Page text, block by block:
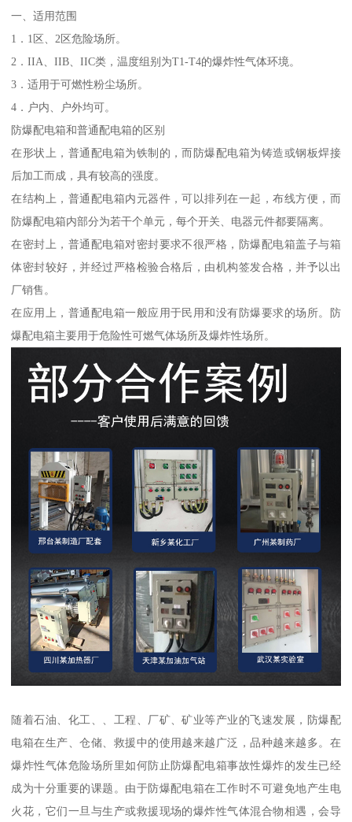
一、适用范围
1．1区、2区危险场所。
2．IIA、IIB、IIC类，温度组别为T1-T4的爆炸性气体环境。
3．适用于可燃性粉尘场所。
4．户内、户外均可。
防爆配电箱和普通配电箱的区别
在形状上，普通配电箱为铁制的，而防爆配电箱为铸造或钢板焊接
后加工而成，具有较高的强度。
在结构上，普通配电箱内元器件，可以排列在一起，布线方便，而
防爆配电箱内部分为若干个单元，每个开关、电器元件都要隔离。
在密封上，普通配电箱对密封要求不很严格，防爆配电箱盖子与箱
体密封较好，并经过严格检验合格后，由机构签发合格，并予以出
厂销售。
在应用上，普通配电箱一般应用于民用和没有防爆要求的场所。防
爆配电箱主要用于危险性可燃气体场所及爆炸性场所。
随着石油、化工、、工程、厂矿、矿业等产业的飞速发展，防爆配
电箱在生产、仓储、救援中的使用越来越广泛，品种越来越多。在
爆炸性气体危险场所里如何防止防爆配电箱事故性爆炸的发生已经
成为十分重要的课题。由于防爆配电箱在工作时不可避免地产生电
火花，它们一旦与生产或救援现场的爆炸性气体混合物相遇，会导